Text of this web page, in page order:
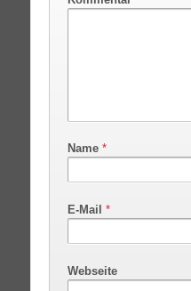
Name *
E-Mail *
Webseite